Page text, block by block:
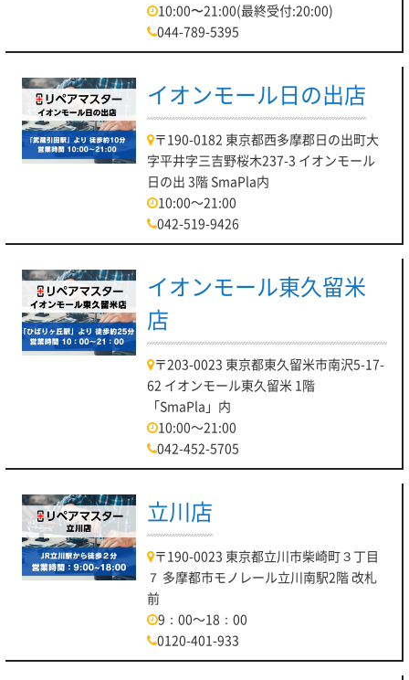
10:00〜21:00(最終受付:20:00)
044-789-5395
イオンモール日の出店
〒190-0182 東京都西多摩郡日の出町大
字平井字三吉野桜木237-3 イオンモール
日の出 3階 SmaPla内
10:00～21:00
042-519-9426
イオンモール東久留米
店
〒203-0023 東京都東久留米市南沢5-17-
62 イオンモール東久留米 1階
「SmaPla」内
10:00～21:00
042-452-5705
立川店
〒190-0023 東京都立川市柴崎町３丁目
７ 多摩都市モノレール立川南駅2階 改札
前
9：00～18：00
0120-401-933